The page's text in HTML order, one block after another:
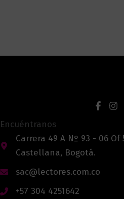
Encuéntranos
Carrera 49 A Nº 93 - 06 Of
Castellana, Bogotá.
sac@lectores.com.co
+57 304 4251642